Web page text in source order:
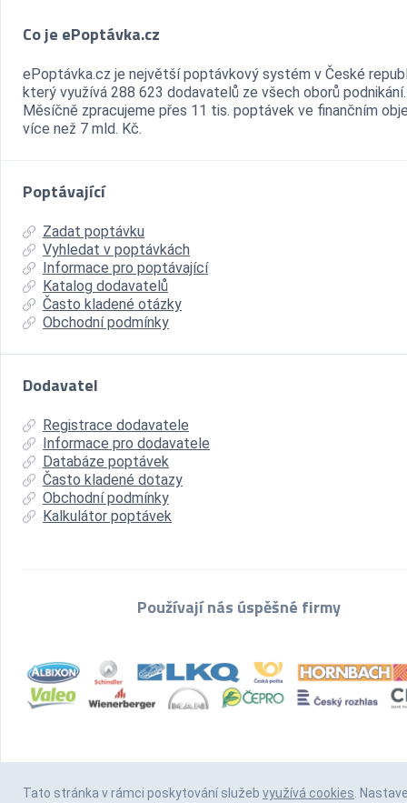
Co je ePoptávka.cz
ePoptávka.cz je největší poptávkový systém v České
který využívá 288 623 dodavatelů ze všech oborů podnikání.
Měsíčně zpracujeme přes 11 tis. poptávek ve finančním
více než 7 mld. Kč.
Poptávající
Zadat poptávku
Vyhledat v poptávkách
Informace pro poptávající
Katalog dodavatelů
Často kladené otázky
Obchodní podmínky
Dodavatel
Registrace dodavatele
Informace pro dodavatele
Databáze poptávek
Často kladené dotazy
Obchodní podmínky
Kalkulátor poptávek
Používají nás úspěšné firmy
Tato stránka v rámci poskytování služeb využívá cookies.